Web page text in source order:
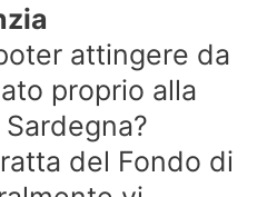
attingere da
proprio alla
del Fondo di